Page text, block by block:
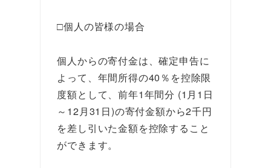
□個人の皆様の場合
個人からの寄付金は、確定申告に
よって、年間所得の40％を控除限
度額として、前年1年間分 (1月1日
～12月31日)の寄付金額から2千円
を差し引いた金額を控除すること
ができます。